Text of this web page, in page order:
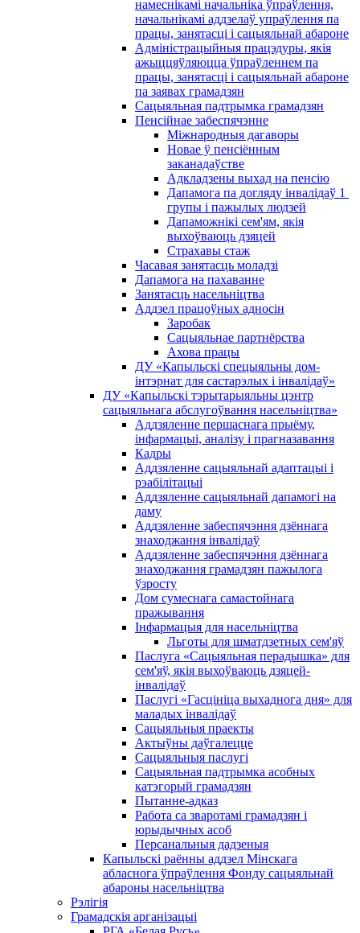
намеснікамі начальніка ўпраўлення,
начальнікамі аддзелаў упраўлення па
працы, занятасці і сацыяльнай абароне
Адміністрацыйныя працэдуры, якія
ажыццяўляюцца ўпраўленнем па
працы, занятасці і сацыяльнай абароне
па заявах грамадзян
Сацыяльная падтрымка грамадзян
Пенсійнае забеспячэнне
Міжнародныя дагаворы
Новае ў пенсіённым
заканадаўстве
Адкладзены выхад на пенсію
Дапамога па догляду інвалідаў 1 ​​
групы і пажылых людзей
Дапаможнікі сем'ям, якія
выхоўваюць дзяцей
Страхавы стаж
Часавая занятасць моладзі
Дапамога на пахаванне
Занятасць насельніцтва
Аддзел працоўных адносін
Заробак
Сацыяльнае партнёрства
Ахова працы
ДУ «Капыльскі спецыяльны дом-
інтэрнат для састарэлых і інвалідаў»
ДУ «Капыльскі тэрытарыяльны цэнтр
сацыяльнага абслугоўвання насельніцтва»
Аддзяленне першаснага прыёму,
інфармацыі, аналізу і прагназавання
Кадры
Аддзяленне сацыяльнай адаптацыі і
рэабілітацыі
Аддзяленне сацыяльнай дапамогі на
даму
Аддзяленне забеспячэння дзённага
знаходжання інвалідаў
Аддзяленне забеспячэння дзённага
знаходжання грамадзян пажылога
ўзросту
Дом сумеснага самастойнага
пражывання
Інфармацыя для насельніцтва
Льготы для шматдзетных сем'яў
Паслуга «Сацыяльная перадышка» для
сем'яў, якія выхоўваюць дзяцей-
інвалідаў
Паслугі «Гасцініца выхаднога дня» для
маладых інвалідаў
Сацыяльныя праекты
Актыўны даўгалецце
Сацыяльныя паслугі
Сацыяльная падтрымка асобных
катэгорый грамадзян
Пытанне-адказ
Работа са зваротамі грамадзян і
юрыдычных асоб
Персанальныя дадзеныя
Капыльскі раённы аддзел Мінскага
абласнога ўпраўлення Фонду сацыяльнай
абароны насельніцтва
Рэлігія
Грамадскія арганізацыі